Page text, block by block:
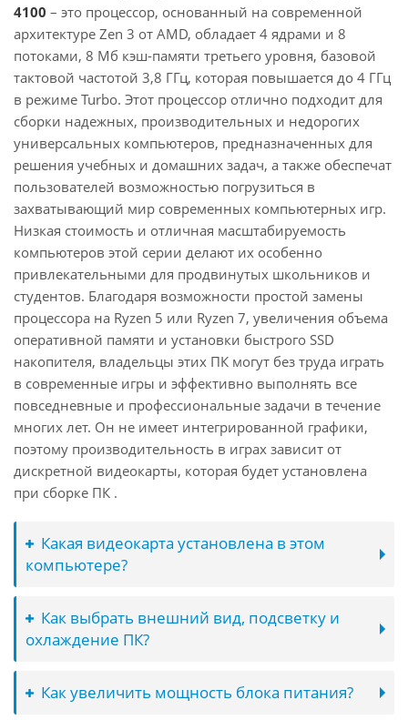
4100 – это процессор, основанный на современной
архитектуре Zen 3 от AMD, обладает 4 ядрами и 8
потоками, 8 Мб кэш-памяти третьего уровня, базовой
тактовой частотой 3,8 ГГц, которая повышается до 4 ГГц
в режиме Turbo. Этот процессор отлично подходит для
сборки надежных, производительных и недорогих
универсальных компьютеров, предназначенных для
решения учебных и домашних задач, а также обеспечат
пользователей возможностью погрузиться в
захватывающий мир современных компьютерных игр.
Низкая стоимость и отличная масштабируемость
компьютеров этой серии делают их особенно
привлекательными для продвинутых школьников и
студентов. Благодаря возможности простой замены
процессора на Ryzen 5 или Ryzen 7, увеличения объема
оперативной памяти и установки быстрого SSD
накопителя, владельцы этих ПК могут без труда играть
в современные игры и эффективно выполнять все
повседневные и профессиональные задачи в течение
многих лет. Он не имеет интегрированной графики,
поэтому производительность в играх зависит от
дискретной видеокарты, которая будет установлена
при сборке ПК .
Какая видеокарта установлена в этом
компьютере?
Как выбрать внешний вид, подсветку и
охлаждение ПК?
Как увеличить мощность блока питания?